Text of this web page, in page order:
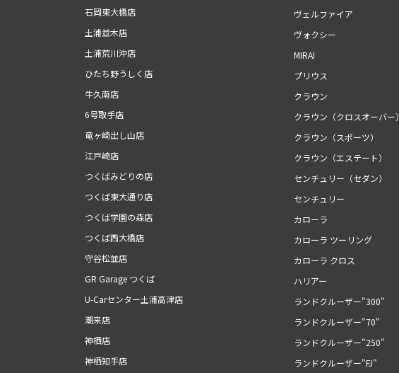
石岡東大橋店
土浦並木店
土浦荒川沖店
ひたち野うしく店
牛久南店
6号取手店
竜ヶ崎出し山店
江戸崎店
つくばみどりの店
つくば東大通り店
つくば学園の森店
つくば西大橋店
守谷松並店
GR Garage つくば
U-Carセンター土浦高津店
潮来店
神栖店
神栖知手店
ヴェルファイア
ヴォクシー
MIRAI
プリウス
クラウン
クラウン（クロスオーバー）
クラウン（スポーツ）
クラウン（エステート）
センチュリー（セダン）
センチュリー
カローラ
カローラ ツーリング
カローラ クロス
ハリアー
ランドクルーザー"300"
ランドクルーザー"70"
ランドクルーザー"250"
ランドクルーザー"FJ"